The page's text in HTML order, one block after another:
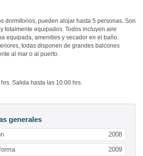
dormitorios, pueden alojar hasta 5 personas. Son
totalmente equipados. Todos incluyen aire
equipada, amenities y secador en el baño.
todas disponen de grandes balcones
al mar o al puerto.
Salida hasta las 10:00 hrs.
generales
2008
2009